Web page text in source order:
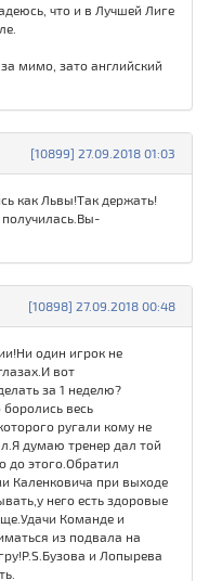
что и в Лучшей Лиге
мимо, зато английский
[10899] 27.09.2018 01:03
как Львы!Так держать!
[10898] 27.09.2018 00:48
один игрок не
вот
за 1 неделю?
весь
ругали кому не
думаю тренер дал той
до этого.Обратил
Каленковича при выходе
него есть здоровые
Команде и
из подвала на
и Лопырева